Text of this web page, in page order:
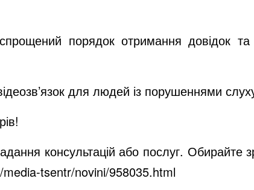
порядок отримання довідок та
для людей із порушеннями
консультацій або послуг. Обирайте
tsentr/novini/958035.html